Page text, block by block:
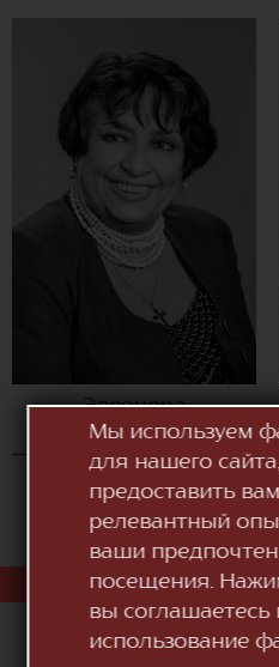
Мы используем
для нашего
предоставить
релевантный
ваши
посещения.
вы соглашаетесь
использование
Элеонора
Константинова